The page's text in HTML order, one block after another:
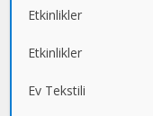
Etkinlikler
Etkinlikler
Ev Tekstili